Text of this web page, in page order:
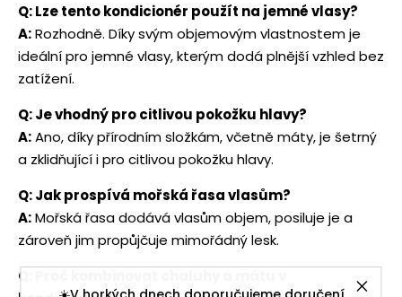
Q: Lze tento kondicionér použít na jemné vlasy?
A:Rozhodně. Díky svým objemovým vlastnostem je
ideální pro jemné vlasy, kterým dodá plnější vzhled bez
zatížení.
Q: Je vhodný pro citlivou pokožku hlavy?
A:Ano, díky přírodním složkám, včetně máty, je šetrný
a zklidňující i pro citlivou pokožku hlavy.
Q: Jak prospívá mořská řasa vlasům?
A:Mořská řasa dodává vlasům objem, posiluje je a
zároveň jim propůjčuje mimořádný lesk.
Q: Proč kombinovat chaluhy a mátu v